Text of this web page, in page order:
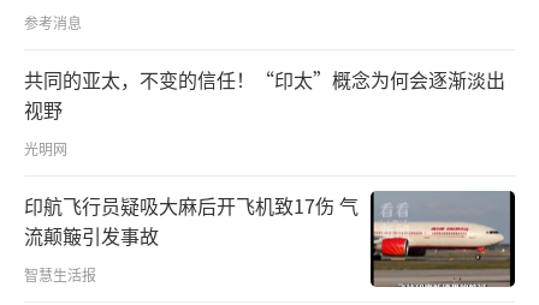
参考消息
共同的亚太，不变的信任！“印太”概念为何会逐渐淡出
视野
光明网
印航飞行员疑吸大麻后开飞机致17伤 气
流颠簸引发事故
智慧生活报